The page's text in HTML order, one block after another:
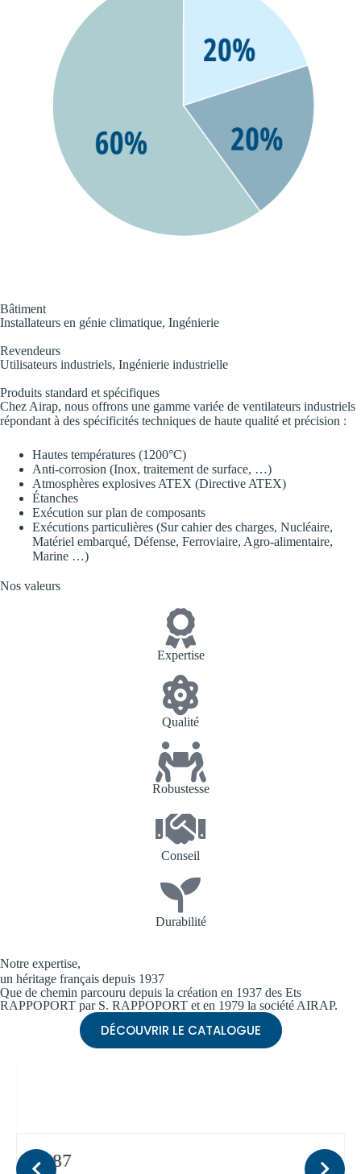
Bâtiment
Installateurs en génie climatique, Ingénierie
Revendeurs
Utilisateurs industriels, Ingénierie industrielle
Produits standard et spécifiques
Chez Airap, nous offrons une gamme variée de ventilateurs industriels
répondant à des spécificités techniques de haute qualité et précision :
Hautes températures (1200°C)
Anti-corrosion (Inox, traitement de surface, …)
Atmosphères explosives ATEX (Directive ATEX)
Étanches
Exécution sur plan de composants
Exécutions particulières (Sur cahier des charges, Nucléaire,
Matériel embarqué, Défense, Ferroviaire, Agro-alimentaire,
Marine …)
Nos valeurs
Expertise
Qualité
Robustesse
Conseil
Durabilité
Notre expertise,
un héritage français depuis 1937
Que de chemin parcouru depuis la création en 1937 des Ets
RAPPOPORT par S. RAPPOPORT et en 1979 la société AIRAP.
DÉCOUVRIR LE CATALOGUE
1987